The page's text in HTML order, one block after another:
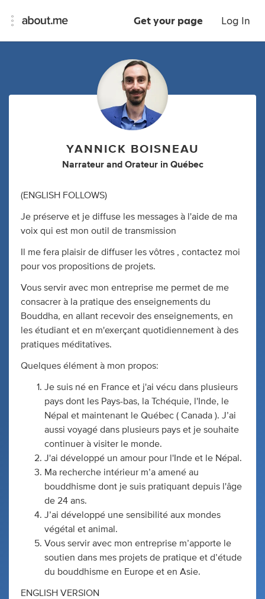
Get your page Log In
YANNICK BOISNEAU
Narrateur and Orateur in Québec
(ENGLISH FOLLOWS)
Je préserve et je diffuse les messages à l'aide de ma
voix qui est mon outil de transmission
Il me fera plaisir de diffuser les vôtres , contactez moi
pour vos propositions de projets.
Vous servir avec mon entreprise me permet de me
consacrer à la pratique des enseignements du
Bouddha, en allant recevoir des enseignements, en
les étudiant et en m'exerçant quotidiennement à des
pratiques méditatives.
Quelques élément à mon propos:
Je suis né en France et j'ai vécu dans plusieurs
pays dont les Pays-bas, la Tchéquie, l'Inde, le
Népal et maintenant le Québec ( Canada ). J’ai
aussi voyagé dans plusieurs pays et je souhaite
continuer à visiter le monde.
J'ai développé un amour pour l'Inde et le Népal.
Ma recherche intérieur m’a amené au
bouddhisme dont je suis pratiquant depuis l'âge
de 24 ans.
J’ai développé une sensibilité aux mondes
végétal et animal.
Vous servir avec mon entreprise m’apporte le
soutien dans mes projets de pratique et d’étude
du bouddhisme en Europe et en Asie.
ENGLISH VERSION